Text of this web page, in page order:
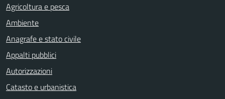
Agricoltura e pesca
Ambiente
Anagrafe e stato civile
Appalti pubblici
Autorizzazioni
Catasto e urbanistica